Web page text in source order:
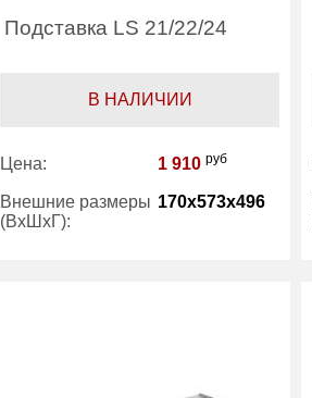
Подставка LS 21/22/24
В НАЛИЧИИ
Цена: 1 910 руб
Внешние размеры
(ВхШхГ):
170x573x496